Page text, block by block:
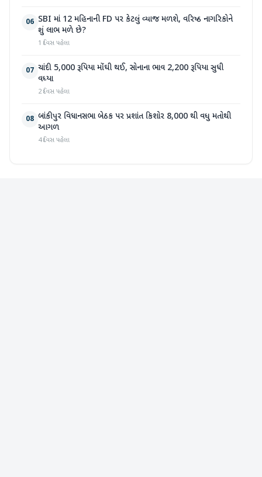
06 SBI માં 12 મહિનાની FD પર કેટલું વ્યાજ મળશે, વરિષ્ઠ નાગરિકોને
શું લાભ મળે છે?
1 દિવસ પહેલા
07 ચાંદી 5,000 રૂપિયા મોંઘી થઈ, સોનાના ભાવ 2,200 રૂપિયા સુધી
વધ્યા
2 દિવસ પહેલા
08 બાંકીપુર વિધાનસભા બેઠક પર પ્રશાંત કિશોર 8,000 થી વધુ મતોથી
આગળ
4 દિવસ પહેલા